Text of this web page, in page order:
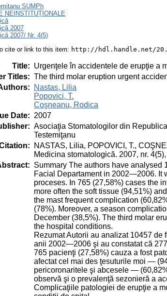
SUMPh
NEINSTITUȚIONALE
2007
2007/ Nr. 4(5)
cite or link to this item: http://hdl.handle.net/
Title: Urgenţele în accidentele de erupţie a
Titles: The third molar eruption urgent
:
Nastas, Lilia
Popovici, T.
Coşneanu, Rodica
Date: 2007
: Asociaţia Stomatologilor din
Testemiţanu
:
NASTAS, Lilia, POPOVICI, T.,
Medicina stomatologică. 2007, nr.
: Summary The authors have analysed
Facial Departament in 2002—2006. It
proceses. In 765 (27,58%) cases the
more often the soft tissue (94,51%)
the mast frequent complication
(78%). Moreover, a season
December (38,5%). The third molar
the hospital conditions.
Rezumat Autorii au analizat 10457
anii 2002—2006 şi au constatat că
765 pacienţi (27,58%) cauza a fost
afectat cel mai des ţesuturile moi —
pericoronaritele şi abcesele —
observă şi o prevalenţă sezonieră a
Complicaţiile patologiei de erupţie a